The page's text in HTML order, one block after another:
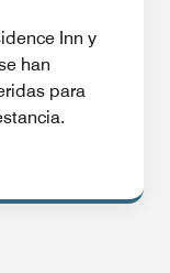
Inn y
han
para